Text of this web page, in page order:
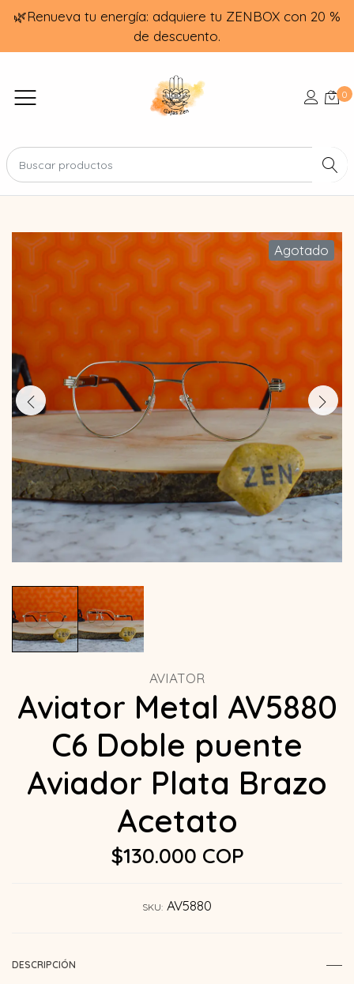
🌿Renueva tu energía: adquiere tu ZENBOX con 20 %
de descuento.
0
Agotado
AVIATOR
Aviator Metal AV5880
C6 Doble puente
Aviador Plata Brazo
Acetato
$130.000 COP
SKU: AV5880
DESCRIPCIÓN